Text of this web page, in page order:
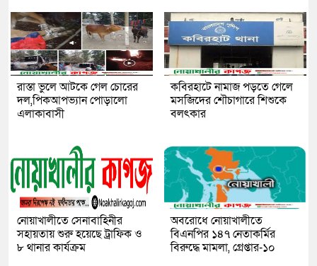
রাস্তা ভুলে আটকে গেল চোরের
দল,পিকআপভ্যান পোড়ালো
এলাকাবাসী
কবিরহাটে নামাজ পড়তে গেলে
মসজিদের শৌচাগারে শিশুকে
বলৎকার
নোয়াখালীতে সেনাবাহিনীর
সহায়তায় শুরু হয়েছে ট্রাফিক ও
৮ থানার কার্যক্রম
অবরোধে নোয়াখালীতে
বিএনপির ১৪৭ নেতাকর্মির
বিরুদ্ধে মামলা, গ্রেপ্তার-১০